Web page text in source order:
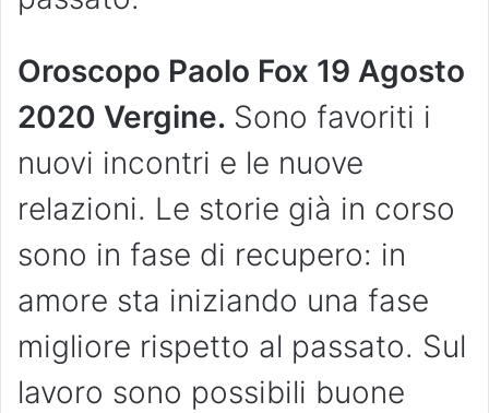
Oroscopo Paolo Fox 19 Agosto
2020 Vergine. Sono favoriti i
nuovi incontri e le nuove
relazioni. Le storie già in corso
sono in fase di recupero: in
amore sta iniziando una fase
migliore rispetto al passato. Sul
lavoro sono possibili buone